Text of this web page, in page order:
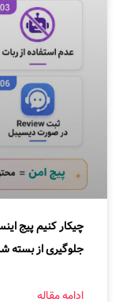
چیکار کنیم پیج
جلوگیری از بسته
ادامه مقاله